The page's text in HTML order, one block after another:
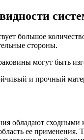
большое
стороны.
могут быть
и прочный
обладают
ее